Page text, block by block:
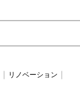
リノベーション